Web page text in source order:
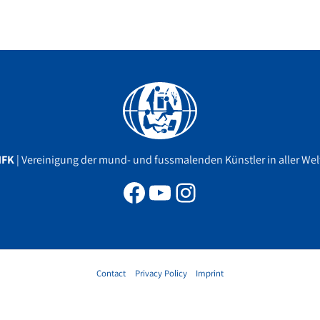
| Vereinigung der mund- und fussmalenden Künstler in aller
Facebook
YouTube
Instagram
Contact Privacy Policy Imprint